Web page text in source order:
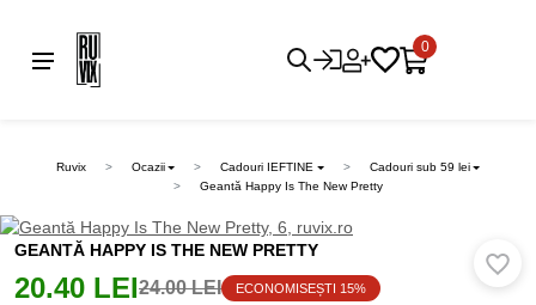
0
Ruvix Ocazii Cadouri IEFTINE
Cadouri sub 59 lei
Geantă Happy Is The New Pretty
GEANTĂ HAPPY IS THE NEW PRETTY
20.40 LEI24.00 LEI ECONOMISEȘTI 15%